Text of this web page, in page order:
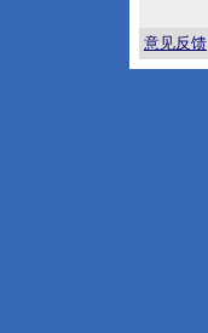
意见反馈